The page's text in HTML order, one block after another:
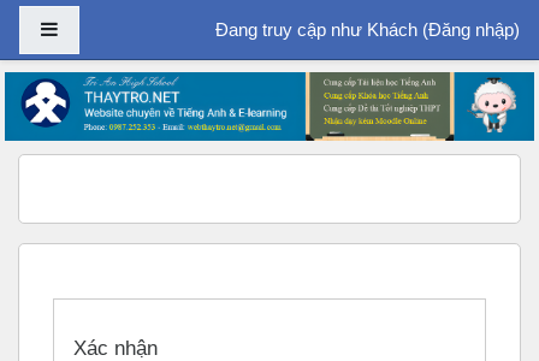
Chuyển tới nội dung chính
Bảng điều khiển cạnhĐang truy cập như Khách (Đăng nhập)
Xác nhận